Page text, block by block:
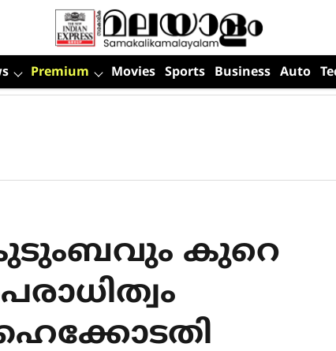
Premium Movies Sports Business Auto
കുറെ